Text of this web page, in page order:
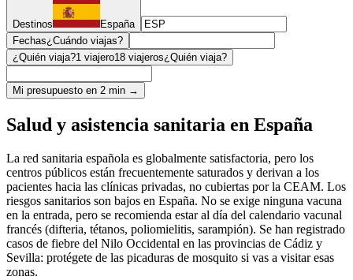
Destinos
España
Fechas¿Cuándo viajas?
¿Quién viaja?1 viajero18 viajeros¿Quién viaja?
Mi presupuesto en 2 min →
Salud y asistencia sanitaria en España
La red sanitaria española es globalmente satisfactoria, pero los
centros públicos están frecuentemente saturados y derivan a los
pacientes hacia las clínicas privadas, no cubiertas por la CEAM. Los
riesgos sanitarios son bajos en España. No se exige ninguna vacuna
en la entrada, pero se recomienda estar al día del calendario vacunal
francés (difteria, tétanos, poliomielitis, sarampión). Se han registrado
casos de fiebre del Nilo Occidental en las provincias de Cádiz y
Sevilla: protégete de las picaduras de mosquito si vas a visitar esas
zonas.